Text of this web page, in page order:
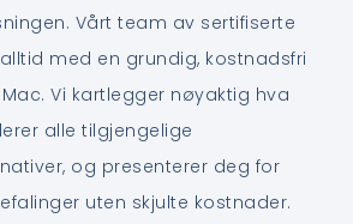
Vårt team av sertifiserte
med en grundig, kostnadsfri
Vi kartlegger nøyaktig hva
alle tilgjengelige
og presenterer deg for
uten skjulte kostnader.